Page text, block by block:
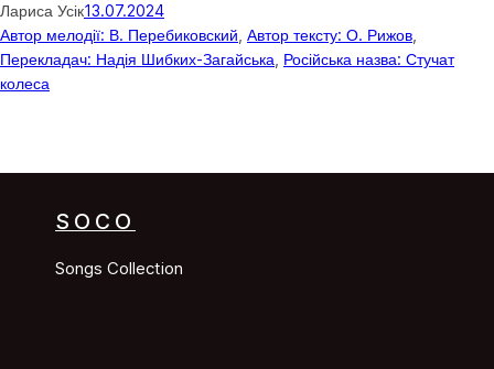
Лариса Усік13.07.2024
Автор мелодії: В. Перебиковский Автор тексту: О. Рижов
Перекладач: Надія Шибких-Загайська Російська назва: Стучат
колеса
SOCO
Songs Collection